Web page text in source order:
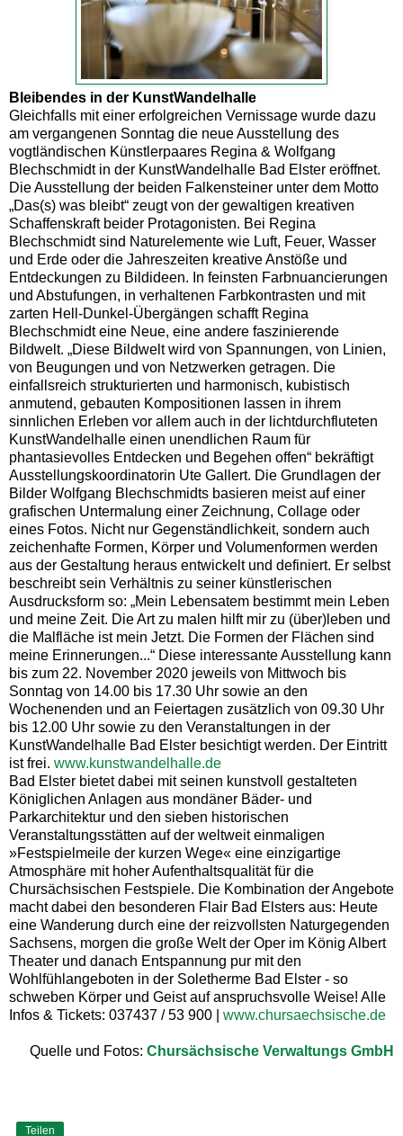
Bleibendes in der KunstWandelhalle
Gleichfalls mit einer erfolgreichen Vernissage wurde dazu
am vergangenen Sonntag die neue Ausstellung des
vogtländischen Künstlerpaares Regina & Wolfgang
Blechschmidt in der KunstWandelhalle Bad Elster eröffnet.
Die Ausstellung der beiden Falkensteiner unter dem Motto
„Das(s) was bleibt“ zeugt von der gewaltigen kreativen
Schaffenskraft beider Protagonisten. Bei Regina
Blechschmidt sind Naturelemente wie Luft, Feuer, Wasser
und Erde oder die Jahreszeiten kreative Anstöße und
Entdeckungen zu Bildideen. In feinsten Farbnuancierungen
und Abstufungen, in verhaltenen Farbkontrasten und mit
zarten Hell-Dunkel-Übergängen schafft Regina
Blechschmidt eine Neue, eine andere faszinierende
Bildwelt. „Diese Bildwelt wird von Spannungen, von Linien,
von Beugungen und von Netzwerken getragen. Die
einfallsreich strukturierten und harmonisch, kubistisch
anmutend, gebauten Kompositionen lassen in ihrem
sinnlichen Erleben vor allem auch in der lichtdurchfluteten
KunstWandelhalle einen unendlichen Raum für
phantasievolles Entdecken und Begehen offen“ bekräftigt
Ausstellungskoordinatorin Ute Gallert. Die Grundlagen der
Bilder Wolfgang Blechschmidts basieren meist auf einer
grafischen Untermalung einer Zeichnung, Collage oder
eines Fotos. Nicht nur Gegenständlichkeit, sondern auch
zeichenhafte Formen, Körper und Volumenformen werden
aus der Gestaltung heraus entwickelt und definiert. Er selbst
beschreibt sein Verhältnis zu seiner künstlerischen
Ausdrucksform so: „Mein Lebensatem bestimmt mein Leben
und meine Zeit. Die Art zu malen hilft mir zu (über)leben und
die Malfläche ist mein Jetzt. Die Formen der Flächen sind
meine Erinnerungen...“ Diese interessante Ausstellung kann
bis zum 22. November 2020 jeweils von Mittwoch bis
Sonntag von 14.00 bis 17.30 Uhr sowie an den
Wochenenden und an Feiertagen zusätzlich von 09.30 Uhr
bis 12.00 Uhr sowie zu den Veranstaltungen in der
KunstWandelhalle Bad Elster besichtigt werden. Der Eintritt
ist frei. www.kunstwandelhalle.de
Bad Elster bietet dabei mit seinen kunstvoll gestalteten
Königlichen Anlagen aus mondäner Bäder- und
Parkarchitektur und den sieben historischen
Veranstaltungsstätten auf der weltweit einmaligen
»Festspielmeile der kurzen Wege« eine einzigartige
Atmosphäre mit hoher Aufenthaltsqualität für die
Chursächsischen Festspiele. Die Kombination der Angebote
macht dabei den besonderen Flair Bad Elsters aus: Heute
eine Wanderung durch eine der reizvollsten Naturgegenden
Sachsens, morgen die große Welt der Oper im König Albert
Theater und danach Entspannung pur mit den
Wohlfühlangeboten in der Soletherme Bad Elster - so
schweben Körper und Geist auf anspruchsvolle Weise! Alle
Infos & Tickets: 037437 / 53 900 | www.chursaechsische.de
Quelle und Fotos: Chursächsische Verwaltungs GmbH
Teilen